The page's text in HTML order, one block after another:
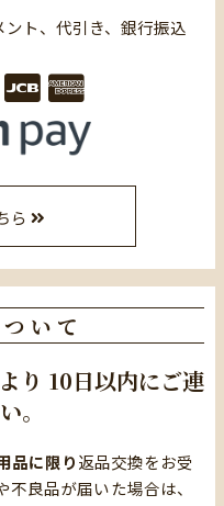
ト、代引き、銀行振込
ら
いて
り 10日以内にご連
。
品に限り返品交換をお受
良品が届いた場合は、